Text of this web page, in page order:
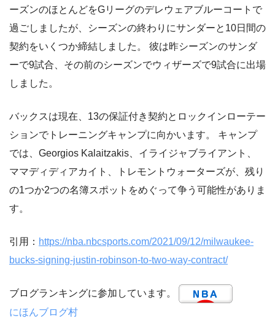
ーズンのほとんどをGリーグのデレウェアブルーコートで
過ごしましたが、シーズンの終わりにサンダーと10日間の
契約をいくつか締結しました。 彼は昨シーズンのサンダ
ーで9試合、その前のシーズンでウィザーズで9試合に出場
しました。
バックスは現在、13の保証付き契約とロックインローテー
ションでトレーニングキャンプに向かいます。 キャンプ
では、Georgios Kalaitzakis、イライジャブライアント、
ママディディアカイト、トレモントウォーターズが、残り
の1つか2つの名簿スポットをめぐって争う可能性がありま
す。
引用： https://nba.nbcsports.com/2021/09/12/milwaukee-
bucks-signing-justin-robinson-to-two-way-contract/
ブログランキングに参加しています。
にほんブログ村